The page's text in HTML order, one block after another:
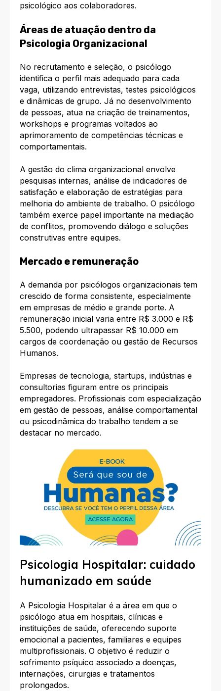
psicológico aos colaboradores.​
Áreas de atuação dentro da
Psicologia Organizacional
No recrutamento e seleção, o psicólogo
identifica o perfil mais adequado para cada
vaga, utilizando entrevistas, testes psicológicos
e dinâmicas de grupo. Já no desenvolvimento
de pessoas, atua na criação de treinamentos,
workshops e programas voltados ao
aprimoramento de competências técnicas e
comportamentais.​
A gestão do clima organizacional envolve
pesquisas internas, análise de indicadores de
satisfação e elaboração de estratégias para
melhoria do ambiente de trabalho. O psicólogo
também exerce papel importante na mediação
de conflitos, promovendo diálogo e soluções
construtivas entre equipes.​
Mercado e remuneração
A demanda por psicólogos organizacionais tem
crescido de forma consistente, especialmente
em empresas de médio e grande porte. A
remuneração inicial varia entre R$ 3.000 e R$
5.500, podendo ultrapassar R$ 10.000 em
cargos de coordenação ou gestão de Recursos
Humanos.​
Empresas de tecnologia, startups, indústrias e
consultorias figuram entre os principais
empregadores. Profissionais com especialização
em gestão de pessoas, análise comportamental
ou psicodinâmica do trabalho tendem a se
destacar no mercado.​
Psicologia Hospitalar: cuidado
humanizado em saúde
A Psicologia Hospitalar é a área em que o
psicólogo atua em hospitais, clínicas e
instituições de saúde, oferecendo suporte
emocional a pacientes, familiares e equipes
multiprofissionais. O objetivo é reduzir o
sofrimento psíquico associado a doenças,
internações, cirurgias e tratamentos
prolongados.​